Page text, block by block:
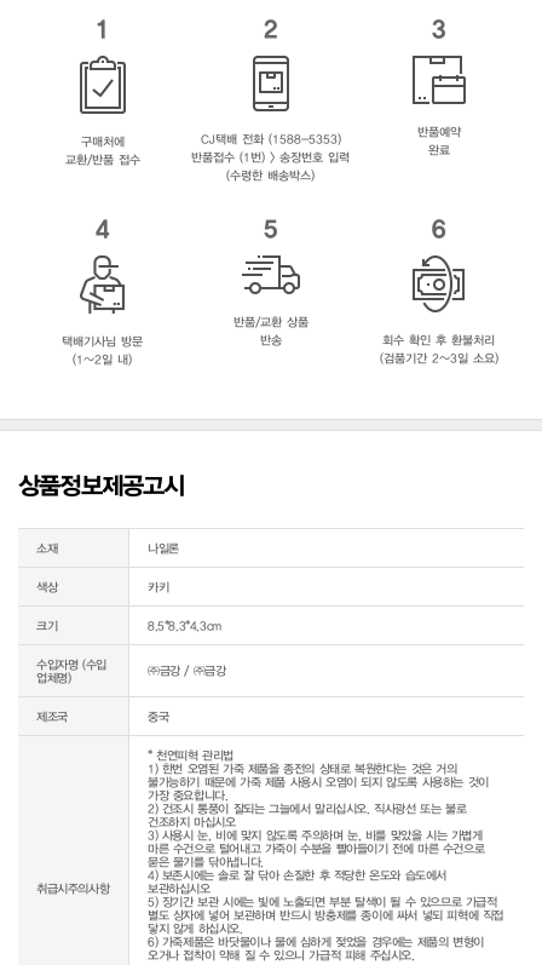
1
구매처에
교환/반품 접수
2
CJ택배 전화 (1588-5353)
반품접수 (1번) > 송장번호 입력
(수령한 배송박스)
3
반품예약
완료
4
택배기사님 방문
(1~2일 내)
5
반품/교환 상품
반송
6
회수 확인 후 환불처리
(검품기간 2~3일 소요)
상품정보제공고시
소재 나일론
색상 카키
크기 8.5*8.3*4.3cm
수입자명 (수입
업체명)
㈜금강 / ㈜금강
제조국 중국
취급시주의사항
* 천연피혁 관리법
1) 한번 오염된 가죽 제품을 종전의 상태로 복원한다는 것은 거의
불가능하기 때문에 가죽 제품 사용시 오염이 되지 않도록 사용하는 것이
가장 중요합니다.
2) 건조시 통풍이 잘되는 그늘에서 말리십시오. 직사광선 또는 불로
건조하지 마십시오
3) 사용시 눈, 비에 맞지 않도록 주의하며 눈, 비를 맞았을 시는 가볍게
마른 수건으로 털어내고 가죽이 수분을 빨아들이기 전에 마른 수건으로
묻은 물기를 닦아냅니다.
4) 보존시에는 솔로 잘 닦아 손질한 후 적당한 온도와 습도에서
보관하십시오
5) 장기간 보관 시에는 빛에 노출되면 부분 탈색이 될 수 있으므로 가급적
별도 상자에 넣어 보관하며 반드시 방충제를 종이에 싸서 넣되 피혁에 직접
닿지 않게 하십시오.
6) 가죽제품은 바닷물이나 물에 심하게 젖었을 경우에는 제품의 변형이
오거나 접착이 약해 질 수 있으니 가급적 피해 주십시오.